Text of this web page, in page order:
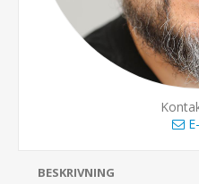
BESKRIVNING